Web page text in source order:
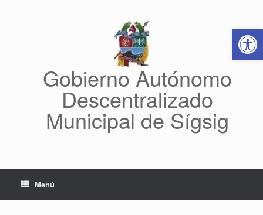
Abrir
Gobierno Autónomo
Descentralizado
Municipal de Sígsig
Menú